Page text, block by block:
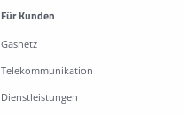
Für Kunden
Gasnetz
Telekommunikation
Dienstleistungen